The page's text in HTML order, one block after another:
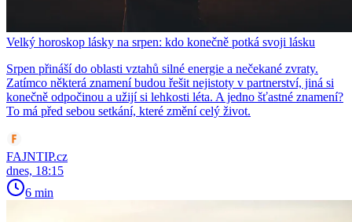
Velký horoskop lásky na srpen: kdo konečně potká svoji lásku
Srpen přináší do oblasti vztahů silné energie a nečekané zvraty.
Zatímco některá znamení budou řešit nejistoty v partnerství, jiná si
konečně odpočinou a užijí si lehkosti léta. A jedno šťastné znamení?
To má před sebou setkání, které změní celý život.
FAJNTIP.cz
dnes, 18:15
6 min